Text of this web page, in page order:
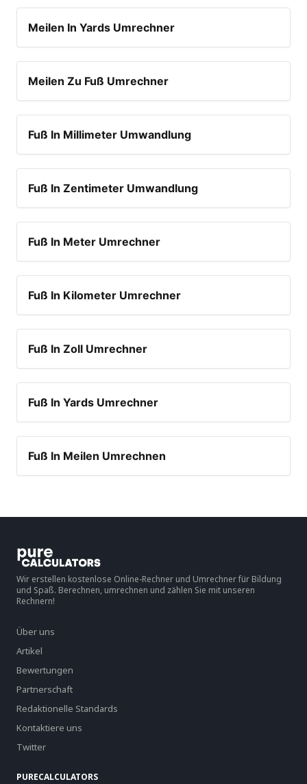
Meilen In Yards Umrechner
Meilen Zu Fuß Umrechner
Fuß In Millimeter Umwandlung
Fuß In Zentimeter Umwandlung
Fuß In Meter Umrechner
Fuß In Kilometer Umrechner
Fuß In Zoll Umrechner
Fuß In Yards Umrechner
Fuß In Meilen Umrechnen
Wir erstellen kostenlose Online-Rechner und Umrechner für Bildung
und Spaß. Berechnen, umrechnen und zählen Sie mit unseren
Rechnern!
Über uns
Artikel
Bewertungen
Partnerschaft
Redaktionelle Standards
Kontaktiere uns
Twitter
PURECALCULATORS